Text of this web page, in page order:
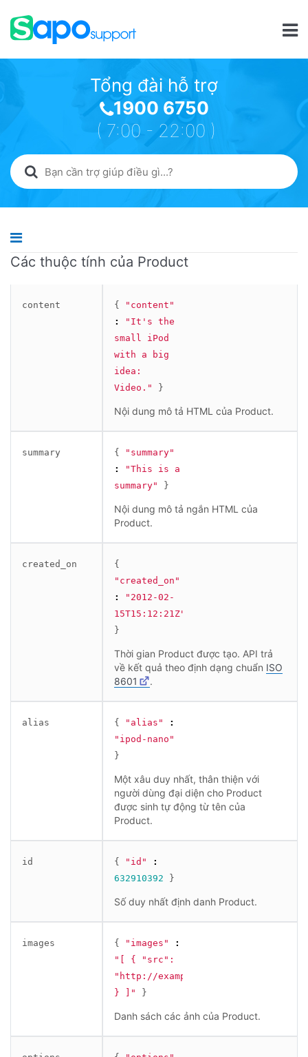
Tổng đài hỗ trợ
1900 6750
( 7:00 - 22:00 )
Các thuộc tính của Product
content {
"content"
:
"It's the
small iPod
with a big
idea:
Video."
}
Nội dung mô tả HTML của Product.
summary {
"summary"
:
"This is a
summary"
}
Nội dung mô tả ngắn HTML của
Product.
created_on
{
"created_on"
:
"2012-02-
15T15:12:21Z"
}
Thời gian Product được tạo. API trả
về kết quả theo định dạng chuẩn ISO
8601
.
alias { "alias"
:
"ipod-nano"
}
Một xâu duy nhất, thân thiện với
người dùng đại diện cho Product
được sinh tự động từ tên của
Product.
id { "id"
:
632910392
}
Số duy nhất định danh Product.
images { "images"
:
"[ { "src":
"http://example.com/burton.jpg"
} ]"
}
Danh sách các ảnh của Product.